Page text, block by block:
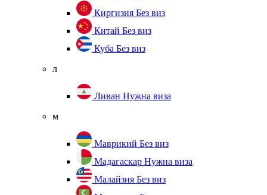
Киргизия Без виз
Китай Без виз
Куба Без виз
л
Ливан Нужна виза
м
Маврикий Без виз
Мадагаскар Нужна виза
Малайзия Без виз